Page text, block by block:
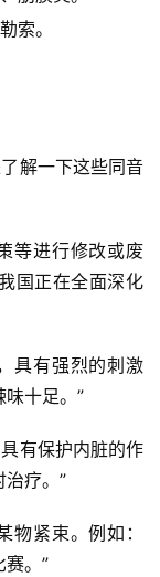
索。
解一下这些同音
等进行修改或废
国正在全面深化
具有强烈的刺激
十足。”
有保护内脏的作
疗。”
物紧束。例如：
。”